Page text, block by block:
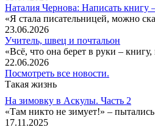
Наталия Чернова: Написать книгу
«Я стала писательницей, можно
23.06.2026
Учитель, швец и почтальон
«Всё, что она берет в руки –
22.06.2026
Посмотреть все новости.
Такая жизнь
На зимовку в Аскулы. Часть 2
«Там никто не зимует!» –
17.11.2025